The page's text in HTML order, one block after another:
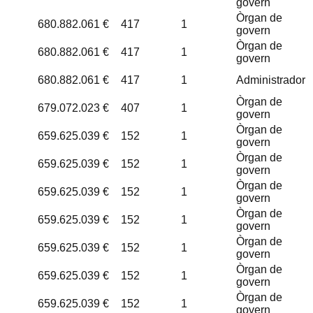
680.882.061 €
417 1
Òrgan de
govern
680.882.061 €
417 1
Òrgan de
govern
680.882.061 €
417 1 Administrador
679.072.023 € 407 1
Òrgan de
govern
659.625.039 €
152 1
Òrgan de
govern
659.625.039 €
152 1
Òrgan de
govern
659.625.039 €
152 1
Òrgan de
govern
659.625.039 €
152 1
Òrgan de
govern
659.625.039 €
152 1
Òrgan de
govern
659.625.039 €
152 1
Òrgan de
govern
659.625.039 €
152 1
Òrgan de
govern